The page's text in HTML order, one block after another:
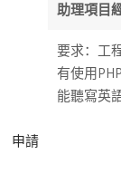
助理項目
要求：工
有使用
能聽寫英
申請